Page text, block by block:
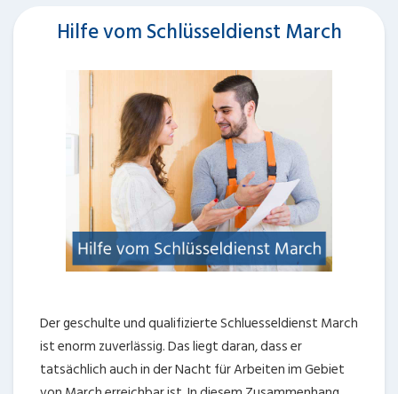
Hilfe vom Schlüsseldienst March
Der geschulte und qualifizierte Schluesseldienst March
ist enorm zuverlässig. Das liegt daran, dass er
tatsächlich auch in der Nacht für Arbeiten im Gebiet